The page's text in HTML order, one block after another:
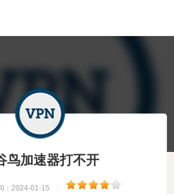
鸟加速器打不开
：2024-01-15